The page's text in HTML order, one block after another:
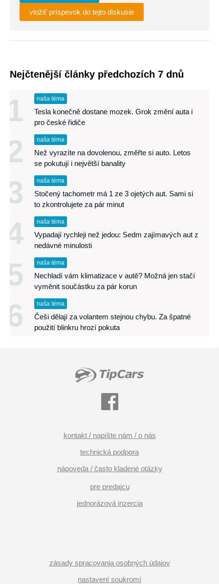
vložiť príspevok do tejto diskusie
Nejčtenější články předchozích 7 dnů
1 naša téma
Tesla konečně dostane mozek. Grok změní auta i
pro české řidiče
2 naša téma
Než vyrazíte na dovolenou, změřte si auto. Letos
se pokutují i největší banality
3 naša téma
Stočený tachometr má 1 ze 3 ojetých aut. Sami si
to zkontrolujete za pár minut
4 naša téma
Vypadají rychleji než jedou: Sedm zajímavých aut z
nedávné minulosti
5 naša téma
Nechladí vám klimatizace v autě? Možná jen stačí
vyměnit součástku za pár korun
6 naša téma
Češi dělají za volantem stejnou chybu. Za špatné
použití blinkru hrozí pokuta
kontakt / napíšte nám / o nás
technická podpora
nápoveda / často kladené otázky
pre predajcu
jednorázová inzercia
zásady spracovania osobných údajov
nastavení soukromí